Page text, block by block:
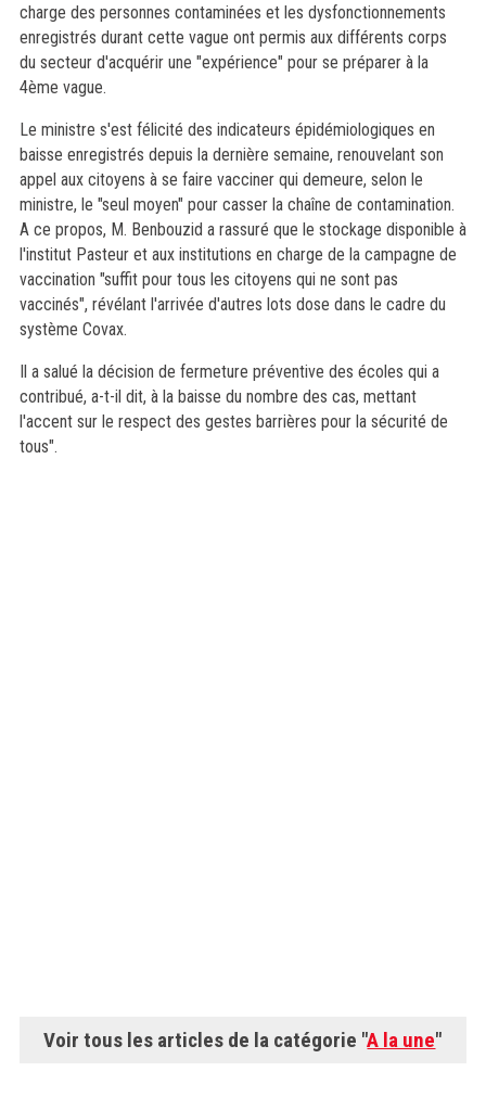
charge des personnes contaminées et les dysfonctionnements
enregistrés durant cette vague ont permis aux différents corps
du secteur d'acquérir une "expérience" pour se préparer à la
4ème vague.
Le ministre s'est félicité des indicateurs épidémiologiques en
baisse enregistrés depuis la dernière semaine, renouvelant son
appel aux citoyens à se faire vacciner qui demeure, selon le
ministre, le "seul moyen" pour casser la chaîne de contamination.
A ce propos, M. Benbouzid a rassuré que le stockage disponible à
l'institut Pasteur et aux institutions en charge de la campagne de
vaccination "suffit pour tous les citoyens qui ne sont pas
vaccinés", révélant l'arrivée d'autres lots dose dans le cadre du
système Covax.
Il a salué la décision de fermeture préventive des écoles qui a
contribué, a-t-il dit, à la baisse du nombre des cas, mettant
l'accent sur le respect des gestes barrières pour la sécurité de
tous".
Voir tous les articles de la catégorie "A la une"